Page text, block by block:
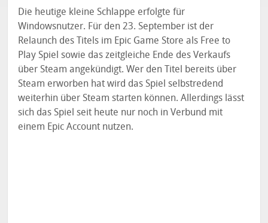
Die heutige kleine Schlappe erfolgte für
Windowsnutzer. Für den 23. September ist der
Relaunch des Titels im Epic Game Store als Free to
Play Spiel sowie das zeitgleiche Ende des Verkaufs
über Steam angekündigt. Wer den Titel bereits über
Steam erworben hat wird das Spiel selbstredend
weiterhin über Steam starten können. Allerdings lässt
sich das Spiel seit heute nur noch in Verbund mit
einem Epic Account nutzen.